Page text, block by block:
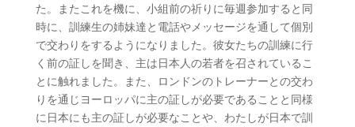
た。またこれを機に、小組前の祈りに毎週参加すると同
時に、訓練生の姉妹達と電話やメッセージを通して個別
で交わりをするようになりました。彼女たちの訓練に行
く前の証しを聞き、主は日本人の若者を召されているこ
とに触れました。また、ロンドンのトレーナーとの交わ
りを通じヨーロッパに主の証しが必要であることと同様
に日本にも主の証しが必要なことや、わたしが日本で訓